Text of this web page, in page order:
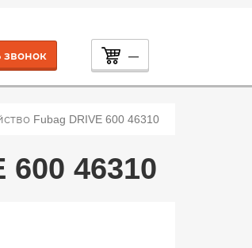
звонок —
Fubag DRIVE 600 46310
46310